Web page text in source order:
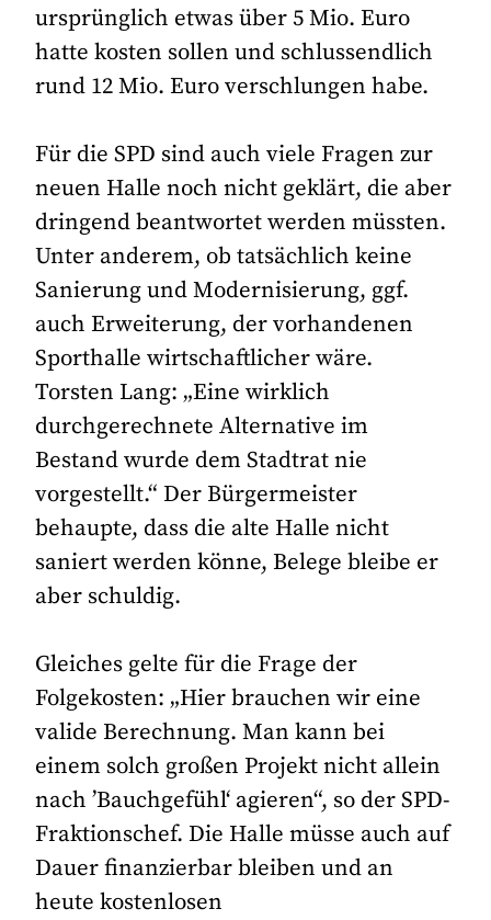
ursprünglich etwas über 5 Mio. Euro
hatte kosten sollen und schlussendlich
rund 12 Mio. Euro verschlungen habe.
Für die SPD sind auch viele Fragen zur
neuen Halle noch nicht geklärt, die aber
dringend beantwortet werden müssten.
Unter anderem, ob tatsächlich keine
Sanierung und Modernisierung, ggf.
auch Erweiterung, der vorhandenen
Sporthalle wirtschaftlicher wäre.
Torsten Lang: „Eine wirklich
durchgerechnete Alternative im
Bestand wurde dem Stadtrat nie
vorgestellt.“ Der Bürgermeister
behaupte, dass die alte Halle nicht
saniert werden könne, Belege bleibe er
aber schuldig.
Gleiches gelte für die Frage der
Folgekosten: „Hier brauchen wir eine
valide Berechnung. Man kann bei
einem solch großen Projekt nicht allein
nach ’Bauchgefühl‘ agieren“, so der SPD-
Fraktionschef. Die Halle müsse auch auf
Dauer finanzierbar bleiben und an
heute kostenlosen